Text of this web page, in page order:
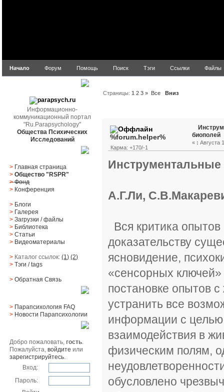
Начало Форум Помощь Поиск Тэги Ссылки Файлы
Информационно-
коммуникационный портал
"Ru.Parapsychology"
Общества Психических
Исследований
> Главная страница
> Общество "RSPR"
> Фонд
> Конференция
> Блоги
> Галерея
> Загрузки/файлы
> Библиотека
> Статьи
> Видеоматериалы
> Каталог ссылок:(1) (2)
> Тэги/ tags
> Обратная Cвязь
> Парапсихология FAQ
> Новости Парапсихологии
Добро пожаловать,гость.
Пожалуйста,войдите или
зарегистрируйтесь.
Вход:
Пароль:
Страницы:1 2 3 » Все Вниз
%forum.helper%
Карма: +170/-1
биополей
« : Августа
А.Г.Ли,
Вся критика
доказательству
ясновидение,
«сенсорных
постановке опытов
устранить все
информации с целью
взаимодействия в
физическим полям,
обусловлено